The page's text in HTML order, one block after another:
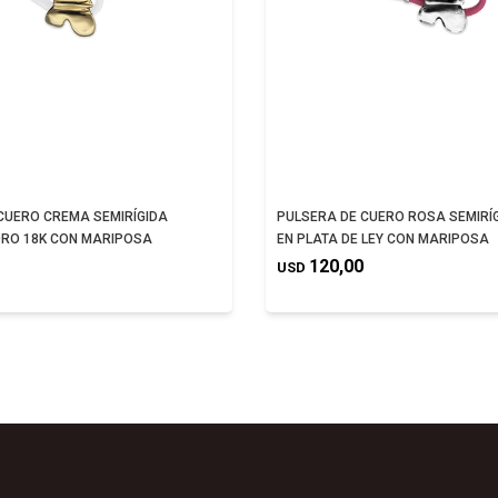
CREMA SEMIRÍGIDA
18K CON MARIPOSA
PULSERA DE CUERO ROSA
EN PLATA DE LEY CON MARIPOSA
USD 120,00